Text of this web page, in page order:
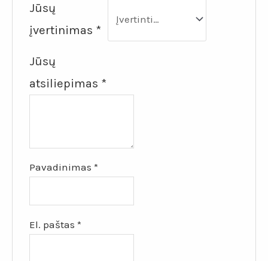
Jūsų
įvertinimas *
Jūsų
atsiliepimas *
Pavadinimas*
El. paštas*